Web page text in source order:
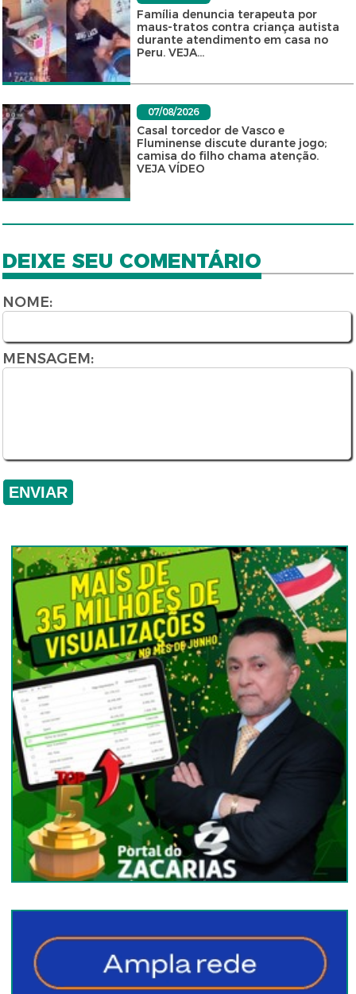
Família denuncia terapeuta por
maus-tratos contra criança autista
durante atendimento em casa no
Peru. VEJA...
07/08/2026
Casal torcedor de Vasco e
Fluminense discute durante jogo;
camisa do filho chama atenção.
VEJA VÍDEO
DEIXE SEU COMENTÁRIO
NOME:
MENSAGEM: